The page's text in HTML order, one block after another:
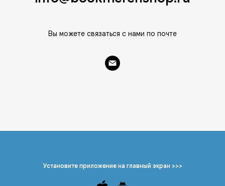
Вы можете связаться с нами по почте
Установите приложение на главный экран >>>